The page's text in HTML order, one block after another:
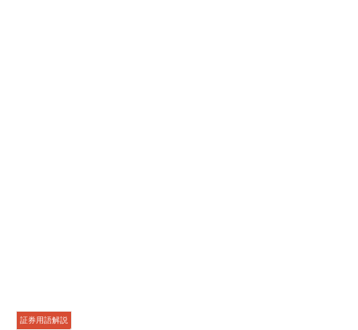
証券用語解説